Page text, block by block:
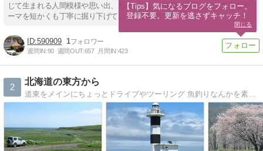
じて生まれる人間模様や思い出、ちょっとした準備の様子まで、多彩なテ
ーマを短かくも丁寧に掘り下げている点も魅力です。
590909 1
週間IN:90 週間OUT:657 月間IN:423
2
北海道の東方から
道東をメインにちょっとドライブやツーリング 魚釣りなんかを素人写真で日記的に書いていければと
【Tips】気になるブログをフォロー。
登録不要。更新を逃さずキャッチ！
閉じる